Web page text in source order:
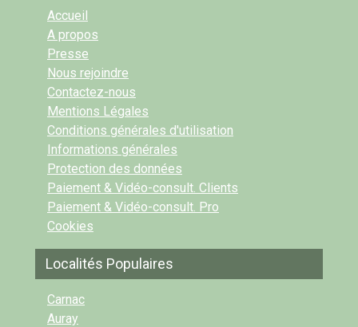
Accueil
A propos
Presse
Nous rejoindre
Contactez-nous
Mentions Légales
Conditions générales d'utilisation
Informations générales
Protection des données
Paiement & Vidéo-consult. Clients
Paiement & Vidéo-consult. Pro
Cookies
Localités Populaires
Carnac
Auray